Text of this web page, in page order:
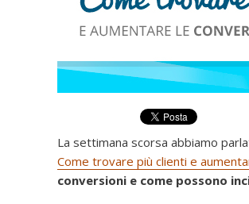
La settimana scorsa abbiamo
Come trovare più clienti e
conversioni e come possono